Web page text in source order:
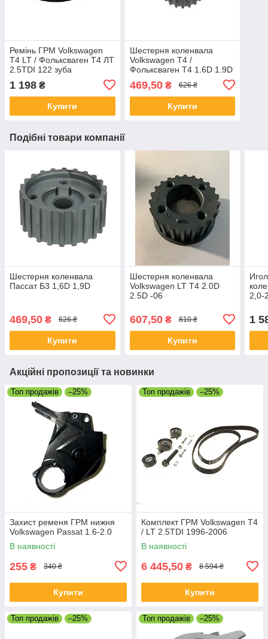
Ремінь ГРМ Volkswagen
T4 LT / Фольксваген Т4 ЛТ
2.5TDI 122 зуба
1 198 ₴
Купити
Шестерня коленвала
Volkswagen T4 /
Фольксваген Т4 1.6D 1.9D
469,50₴ 626 ₴
Купити
Подібні товари компанії
Шестерня коленвала
Пассат Б3 1,6D 1,9D
469,50 ₴ 626 ₴
Купити
Шестерня коленвала
Volkswagen LT T4 2.0D
2.5D -06
607,50₴ 810 ₴
Купити
2,0-
1
Акційні пропозиції та новинки
Топ продажів –25%
Захист ременя ГРМ нижня
Volkswagen Passat 1.6-2.0
В наявності
255 ₴ 340 ₴
Купити
Топ продажів –25%
Комплект ГРМ Volkswagen T4
/ LT 2.5TDI 1996-2006
В наявності
6 445,50 ₴ 8 594 ₴
Купити
Топ продажів –25% Топ продажів –25%